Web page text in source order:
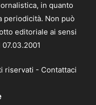
in quanto
periodicità. Non può
editoriale ai sensi
riservati - Contattaci